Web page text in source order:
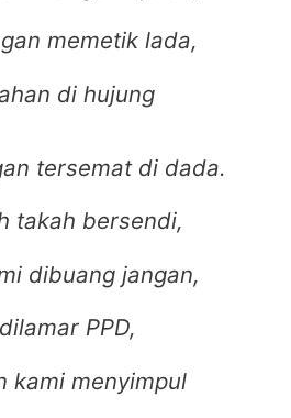
memetik lada,
di hujung
tersemat di dada.
takah bersendi,
dibuang jangan,
PPD,
kami menyimpul